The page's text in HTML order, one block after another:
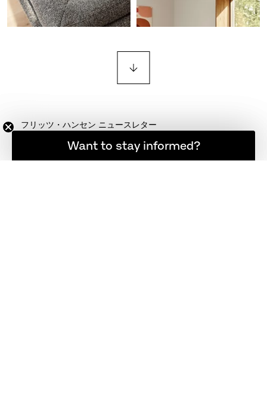
フリッツ・ハンセン ニュースレター
REGISTER登録者限定の最新ニュース
Want to stay informed?